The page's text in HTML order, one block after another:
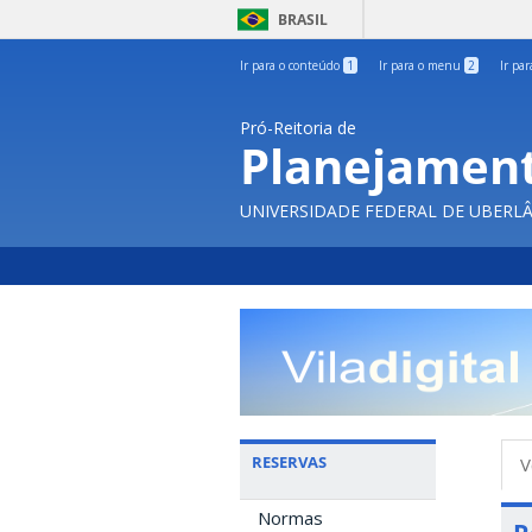
BRASIL
Ir para o conteúdo 1 Ir para o menu 2 Ir
Pró-Reitoria de
UNIVERSIDADE FEDERAL DE
RESERVAS
Normas